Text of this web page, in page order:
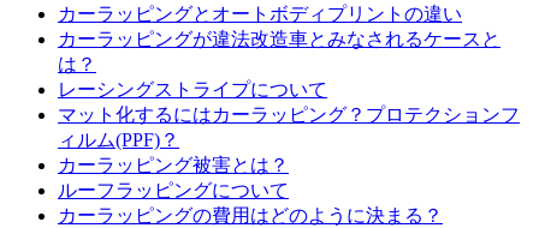
カーラッピングとオートボディプリントの違い
カーラッピングが違法改造車とみなされるケースと
は？
レーシングストライプについて
マット化するにはカーラッピング？プロテクションフ
ィルム(PPF)？
カーラッピング被害とは？
ルーフラッピングについて
カーラッピングの費用はどのように決まる？